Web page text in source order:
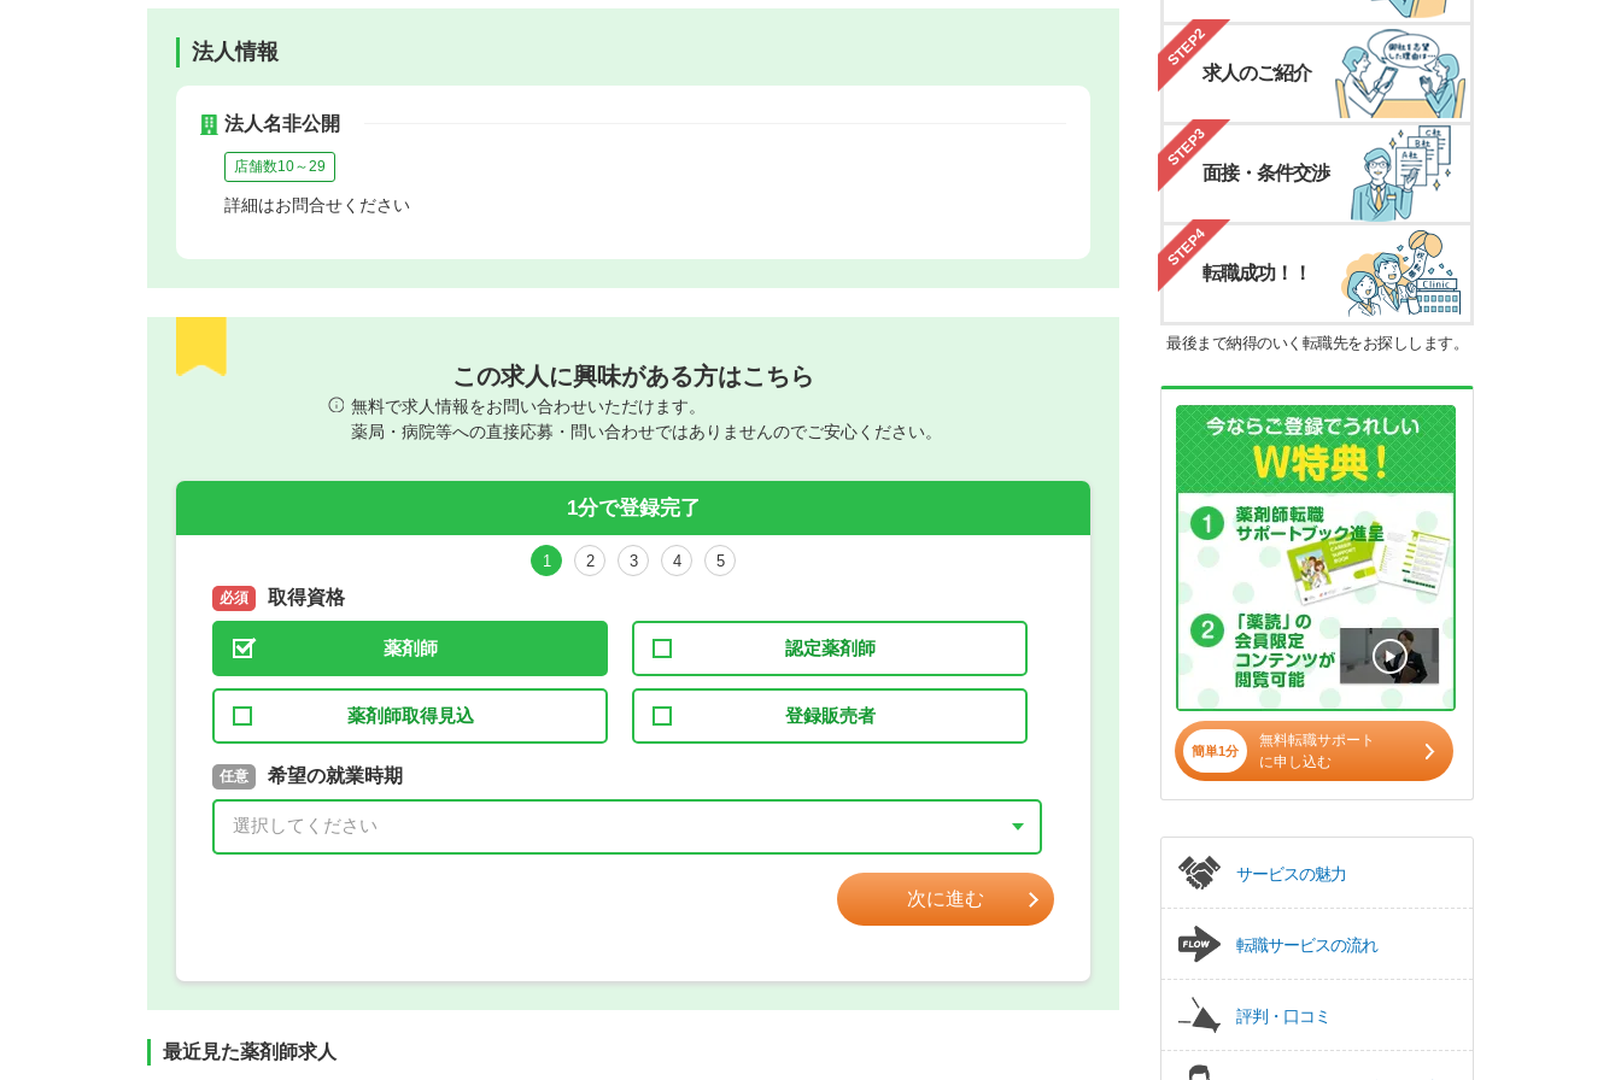
法人情報
法人名非公開
店舗数10～29
詳細はお問合せください
この求人に興味がある方はこちら
無料で求人情報をお問い合わせいただけます。
薬局・病院等への直接応募・問い合わせではありませんのでご安心ください。
1分で登録完了
1 2 3 4 5
必須 取得資格
薬剤師 認定薬剤師
薬剤師取得見込 登録販売者
必須 取得予定年
年 3月
任意 希望の就業時期
希望の働き方
正社員
パート(週4日～5日)
次に進む
最近見た薬剤師求人
STEP2
求人のご紹介
STEP3
面接・条件交渉
STEP4
転職成功！！
最後まで納得のいく転職先をお探しします。
簡単1分
無料転職サポート
に申し込む
サービスの魅力
転職サービスの流れ
評判・口コミ